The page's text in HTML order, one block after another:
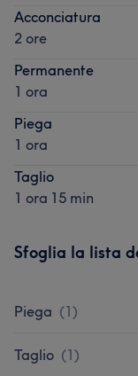
Acconciatura
2 ore
Permanente
1 ora
Piega
1 ora
Taglio
1 ora 15 min
Sfoglia la lista
Piega (1)
Taglio (1)